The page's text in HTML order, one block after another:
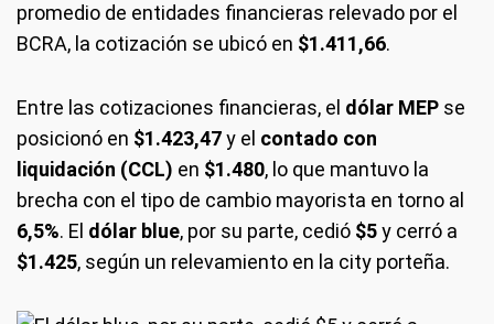
promedio de entidades financieras relevado por el
BCRA, la cotización se ubicó en $1.411,66.
Entre las cotizaciones financieras, el dólar MEP se
posicionó en $1.423,47y el contado con
liquidación (CCL) en $1.480, lo que mantuvo la
brecha con el tipo de cambio mayorista en torno al
6,5%. El dólar blue, por su parte, cedió $5y cerró a
$1.425, según un relevamiento en la city porteña.